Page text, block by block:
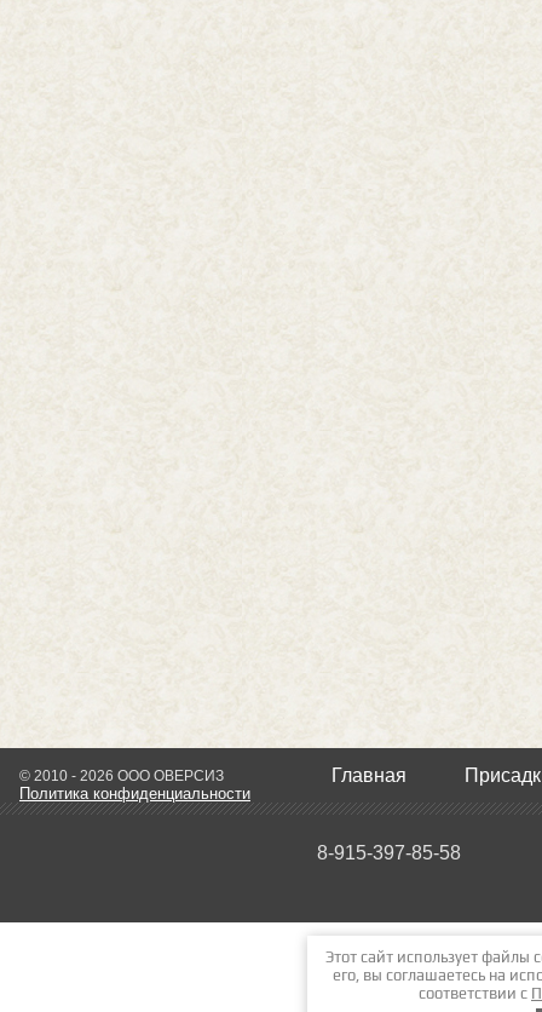
Главная
© 2010 - 2026 ООО ОВЕРСИЗ
Политика конфиденциальности
8-915-397-85-58
Этот сайт использует
его, вы соглашаетесь на
соответствии с